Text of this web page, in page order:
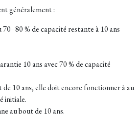
généralement :
70–80 % de capacité restante à 10 ans
10 ans avec 70 % de capacité
de 10 ans, elle doit encore fonctionner à au
initiale.
au bout de 10 ans.